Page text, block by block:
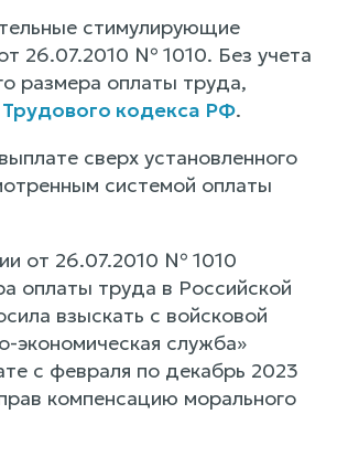
стимулирующие
26.07.2010 № 1010. Без учета
размера оплаты труда,
Трудового кодекса РФ.
сверх установленного
системой оплаты
от 26.07.2010 № 1010
оплаты труда в Российской
взыскать с войсковой
экономическая служба»
с февраля по декабрь 2023
компенсацию морального